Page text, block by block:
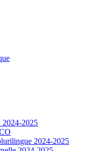
2024-2025
2024-2025